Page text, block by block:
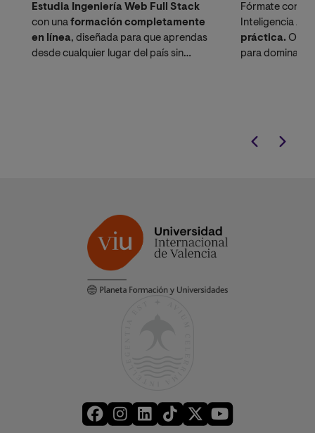
Estudia Ingeniería Web Full Stack
con unaformación completamente
en línea, diseñada para que aprendas
desde cualquier lugar del país sin
Fórmate con
Inteligencia
práctica.
para dominar